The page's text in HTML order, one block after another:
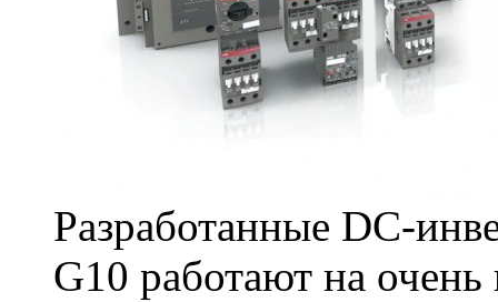
Разработанные DC-
G10 работают на